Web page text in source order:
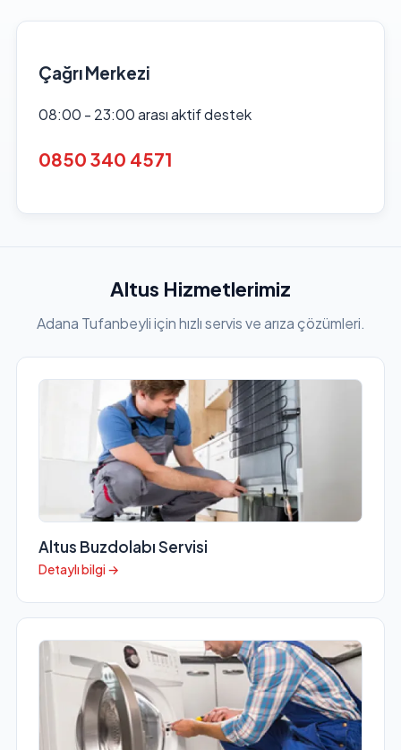
Çağrı Merkezi
08:00 - 23:00 arası aktif destek
0850 340 4571
Altus Hizmetlerimiz
Adana Tufanbeyli için hızlı servis ve arıza çözümleri.
Altus Buzdolabı Servisi
Detaylı bilgi →